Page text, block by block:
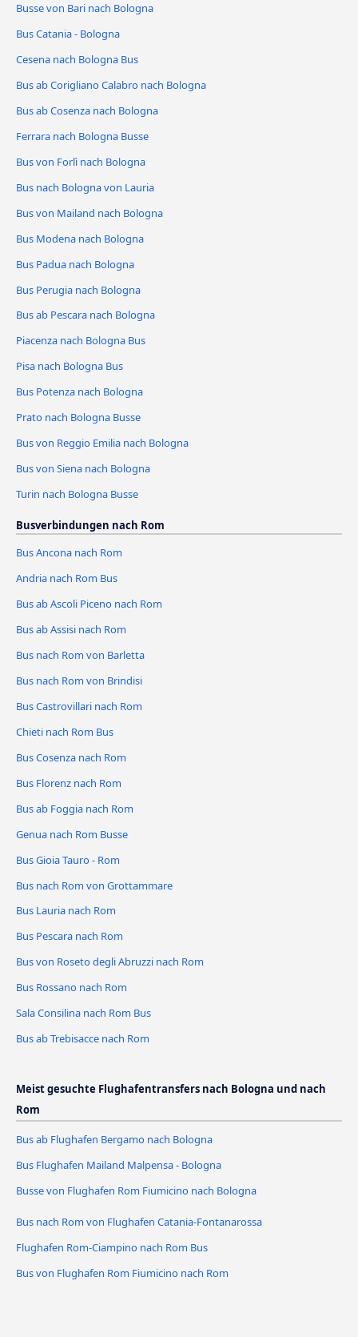
Busse von Bari nach Bologna
Bus Catania - Bologna
Cesena nach Bologna Bus
Bus ab Corigliano Calabro nach Bologna
Bus ab Cosenza nach Bologna
Ferrara nach Bologna Busse
Bus von Forlì nach Bologna
Bus nach Bologna von Lauria
Bus von Mailand nach Bologna
Bus Modena nach Bologna
Bus Padua nach Bologna
Bus Perugia nach Bologna
Bus ab Pescara nach Bologna
Piacenza nach Bologna Bus
Pisa nach Bologna Bus
Bus Potenza nach Bologna
Prato nach Bologna Busse
Bus von Reggio Emilia nach Bologna
Bus von Siena nach Bologna
Turin nach Bologna Busse
Busverbindungen nach Rom
Bus Ancona nach Rom
Andria nach Rom Bus
Bus ab Ascoli Piceno nach Rom
Bus ab Assisi nach Rom
Bus nach Rom von Barletta
Bus nach Rom von Brindisi
Bus Castrovillari nach Rom
Chieti nach Rom Bus
Bus Cosenza nach Rom
Bus Florenz nach Rom
Bus ab Foggia nach Rom
Genua nach Rom Busse
Bus Gioia Tauro - Rom
Bus nach Rom von Grottammare
Bus Lauria nach Rom
Bus Pescara nach Rom
Bus von Roseto degli Abruzzi nach Rom
Bus Rossano nach Rom
Sala Consilina nach Rom Bus
Bus ab Trebisacce nach Rom
Meist gesuchte Flughafentransfers nach Bologna und nach
Rom
Bus ab Flughafen Bergamo nach Bologna
Bus Flughafen Mailand Malpensa - Bologna
Busse von Flughafen Rom Fiumicino nach Bologna
Bus nach Rom von Flughafen Catania-Fontanarossa
Flughafen Rom-Ciampino nach Rom Bus
Bus von Flughafen Rom Fiumicino nach Rom